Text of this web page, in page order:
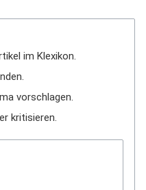
im Klexikon.
vorschlagen.
kritisieren.